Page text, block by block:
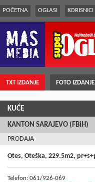
POČETNA OGLASI KORISNICI
TXT IZDANJE FOTO IZDANJE
KUĆE
KANTON SARAJEVO (FBiH)
PRODAJA
Otes, Oteška, 229.5m2,
Telefon: 061/926-069